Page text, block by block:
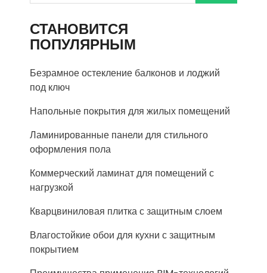
СТАНОВИТСЯ
ПОПУЛЯРНЫМ
Безрамное остекление балконов и лоджий
под ключ
Напольные покрытия для жилых помещений
Ламинированные панели для стильного
оформления пола
Коммерческий ламинат для помещений с
нагрузкой
Кварцвиниловая плитка с защитным слоем
Влагостойкие обои для кухни с защитным
покрытием